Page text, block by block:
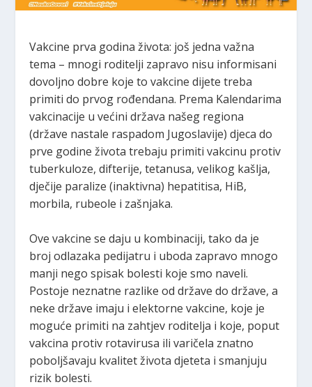
Vakcine prva godina života: još jedna važna
tema – mnogi roditelji zapravo nisu informisani
dovoljno dobre koje to vakcine dijete treba
primiti do prvog rođendana. Prema Kalendarima
vakcinacije u većini država našeg regiona
(države nastale raspadom Jugoslavije) djeca do
prve godine života trebaju primiti vakcinu protiv
tuberkuloze, difterije, tetanusa, velikog kašlja,
dječije paralize (inaktivna) hepatitisa, HiB,
morbila, rubeole i zašnjaka.
Ove vakcine se daju u kombinaciji, tako da je
broj odlazaka pedijatru i uboda zapravo mnogo
manji nego spisak bolesti koje smo naveli.
Postoje neznatne razlike od države do države, a
neke države imaju i elektorne vakcine, koje je
moguće primiti na zahtjev roditelja i koje, poput
vakcina protiv rotavirusa ili varičela znatno
poboljšavaju kvalitet života djeteta i smanjuju
rizik bolesti.